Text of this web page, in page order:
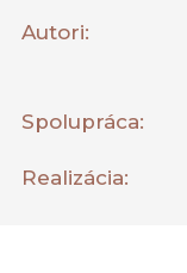
Autori:
Spolupráca:
Realizácia: